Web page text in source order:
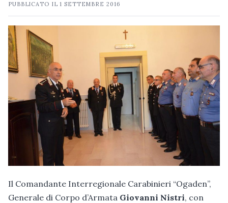
PUBBLICATO IL1 SETTEMBRE 2016
Il Comandante Interregionale Carabinieri “Ogaden”,
Generale di Corpo d’Armata Giovanni Nistri, con